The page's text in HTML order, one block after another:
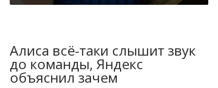
Алиса всё-таки слышит звук
до команды, Яндекс
объяснил зачем